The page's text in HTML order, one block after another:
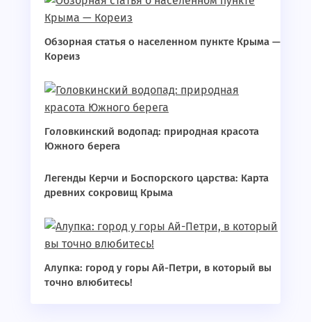
Обзорная статья о населенном пункте Крыма —
Кореиз
Головкинский водопад: природная красота
Южного берега
Легенды Керчи и Боспорского царства: Карта
древних сокровищ Крыма
Алупка: город у горы Ай-Петри, в который вы
точно влюбитесь!